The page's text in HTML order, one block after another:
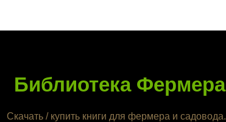
Библиотека Фермера
Скачать / купить книги для фермера и садовода.